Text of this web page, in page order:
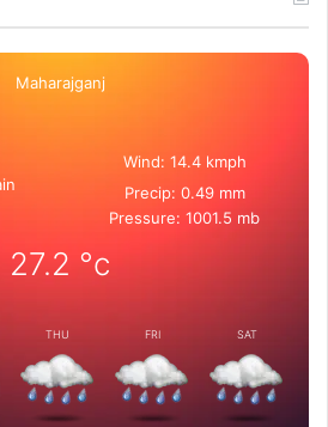
Maharajganj
Wind: 14.4 kmph
Precip: 0.49 mm
Pressure: 1001.5 mb
27.2 °c
THU FRI SAT